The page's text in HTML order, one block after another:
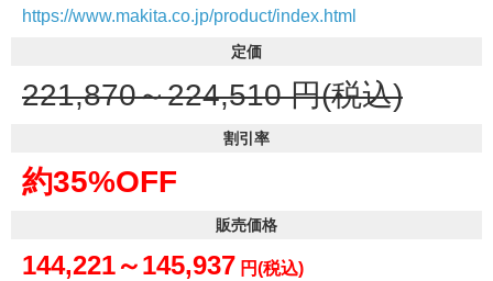
https://www.makita.co.jp/product/index.html
定価
221,870～224,510 円(税込)
割引率
約35%OFF
販売価格
144,221～145,937 円(税込)